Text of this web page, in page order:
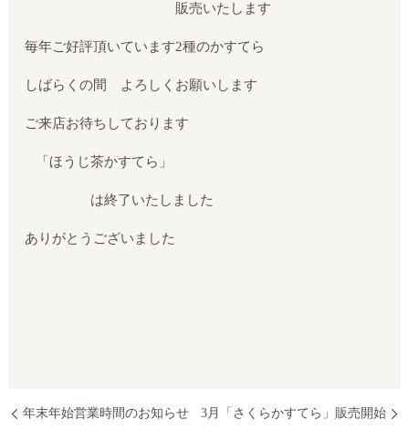
販売いたします
毎年ご好評頂いています2種のかすてら
しばらくの間 よろしくお願いします
ご来店お待ちしております
「ほうじ茶かすてら」
は終了いたしました
ありがとうございました
年末年始営業時間のお知らせ 3月「さくらかすてら」販売開始